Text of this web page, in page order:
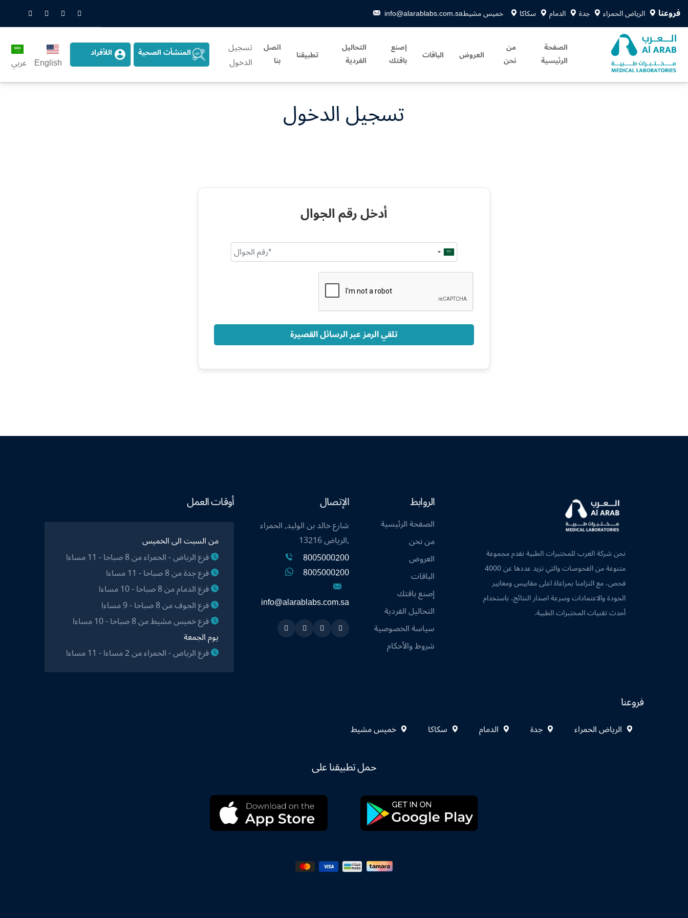
فروعنا الرياض الحمراء جدة الدمام سكاكا خميس مشيطinfo@alarablabs.com.sa
Snapchat
Twitter
LinkedIn
الصفحة
الرئيسية
من
نحن العروض الباقات إصنع
باقتك
التحاليل
الفردية تطبيقنا اتصل
بنا
تسجيل
الدخول
المنشأت الصحية اللأفراد
English عربي
تسجيل الدخول
أدخل رقم الجوال
Saudi
Arabia
تلقي الرمز عبر الرسائل القصيرة
نحن شركة العرب للمختبرات الطبية نقدم مجموعة
متنوعة من الفحوصات والتي تزيد عددها عن 4000
فحص، مع التزامنا بمراعاة اعلى مقاييس ومعايير
الجودة والاعتمادات وسرعة اصدار النتائج، باستخدام
أحدث تقنيات المختبرات الطبية.
الروابط
الصفحة الرئيسية
من نحن
العروض
الباقات
إصنع باقتك
التحاليل الفردية
سياسة الخصوصية
شروط والأحكام
الإتصال
شارع خالد بن الوليد, الحمراء
,الرياض 13216
8005000200
8005000200
info@alarablabs.com.sa
Snapchat
Twitter
Linkedin
Instagram
أوقات العمل
من السبت الى الخميس
فرع الرياض - الحمراء من 8 صباحا - 11 مساءا
فرع جدة من 8 صباحا - 11 مساءا
فرع الدمام من 8 صباحا - 10 مساءا
فرع الجوف من 8 صباحا - 9 مساءا
فرع خميس مشيط من 8 صباحا - 10 مساءا
يوم الجمعة
فرع الرياض - الحمراء من 2 مساءا - 11 مساءا
فروعنا
الرياض الحمراء جدة الدمام سكاكا خميس مشيط
حمل تطبيقنا على